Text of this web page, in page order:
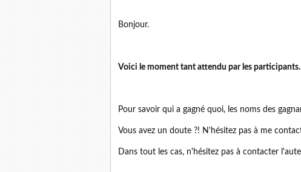
Bonjour.
Voici le moment tant attendu par les participants.
Pour savoir qui a gagné quoi, les noms des
Vous avez un doute ?! N'hésitez pas à me
Dans tout les cas, n'hésitez pas à contacter